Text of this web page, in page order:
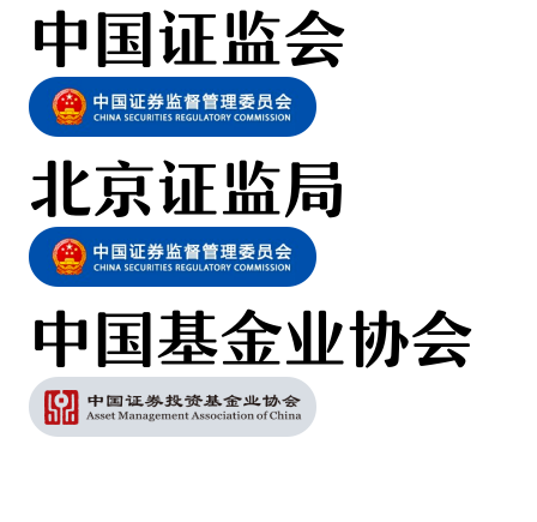
中国证监会
北京证监局
中国基金业协会